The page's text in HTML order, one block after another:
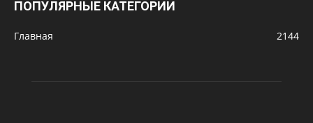
ПОПУЛЯРНЫЕ КАТЕГОРИИ
Главная 2144